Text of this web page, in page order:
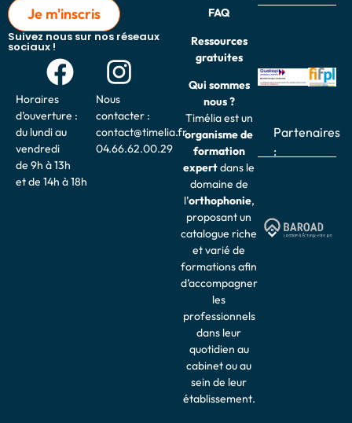
Je m'inscris
Suivez nous sur nos réseaux
sociaux !
Horaires
d’ouverture :
du lundi au
vendredi
de 9h à 13h
et de 14h à 18h
Nous
contacter :
contact@timelia.fr
04.66.62.00.29
FAQ
Ressources
gratuites
Qui sommes
nous ?
Timélia est un
organisme de
formation
expertdans le
domaine de
l’orthophonie,
proposant un
catalogue riche
et varié de
formations afin
d’accompagner
les
professionnels
dans leur
quotidien au
cabinet ou au
sein de leur
établissement.
Partenaires
: